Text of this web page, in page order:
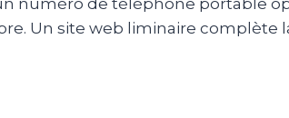
Un site web liminaire complète